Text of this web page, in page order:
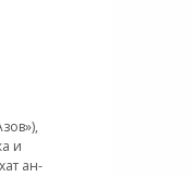
и
ан-